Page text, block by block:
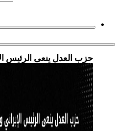
حزب العدل ينعى الرئيس